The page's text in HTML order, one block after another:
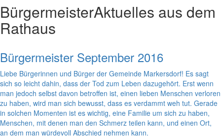
BürgermeisterAktuelles aus dem
Rathaus
Bürgermeister September 2016
Liebe Bürgerinnen und Bürger der Gemeinde Markersdorf! Es sagt
sich so leicht dahin, dass der Tod zum Leben dazugehört. Erst wenn
man jedoch selbst davon betroffen ist, einen lieben Menschen verloren
zu haben, wird man sich bewusst, dass es verdammt weh tut. Gerade
in solchen Momenten ist es wichtig, eine Familie um sich zu haben,
Menschen, mit denen man den Schmerz teilen kann, und einen Ort,
an dem man würdevoll Abschied nehmen kann.